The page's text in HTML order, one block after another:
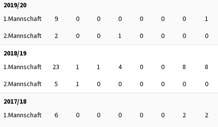
2019/20
1.Mannschaft
9 0 0 0 0 0 0
1
2.Mannschaft
2 0 0 1 0 0 0
0
2018/19
1.Mannschaft
23 1 1 4 0 0 8
8
2.Mannschaft
5 1 0 0 0 0 0
0
2017/18
1.Mannschaft
6 0 0 0 0 0 2
2